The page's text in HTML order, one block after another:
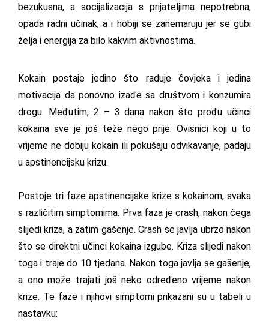
bezukusna, a socijalizacija s prijateljima nepotrebna,
opada radni učinak, a i hobiji se zanemaruju jer se gubi
želja i energija za bilo kakvim aktivnostima.
Kokain postaje jedino što raduje čovjeka i jedina
motivacija da ponovno izađe sa društvom i konzumira
drogu. Međutim, 2 – 3 dana nakon što prođu učinci
kokaina sve je još teže nego prije. Ovisnici koji u to
vrijeme ne dobiju kokain ili pokušaju odvikavanje, padaju
u apstinencijsku krizu.
Postoje tri faze apstinencijske krize s kokainom, svaka
s različitim simptomima. Prva faza je crash, nakon čega
slijedi kriza, a zatim gašenje. Crash se javlja ubrzo nakon
što se direktni učinci kokaina izgube. Kriza slijedi nakon
toga i traje do 10 tjedana. Nakon toga javlja se gašenje,
a ono može trajati još neko određeno vrijeme nakon
krize. Te faze i njihovi simptomi prikazani su u tabeli u
nastavku: